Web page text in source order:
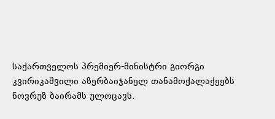
საქართველოს პრემიერ-მინისტრი გიორგი
კვირიკაშვილი აზერბაიჯანელ თანამოქალაქეებს
ნოვრუზ ბაირამს ულოცავს.